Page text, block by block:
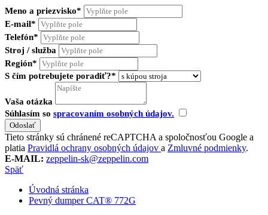
Meno a priezvisko*
E-mail*
Telefón*
Stroj / služba
Región*
S čím potrebujete poradiť?*
Vaša otázka
Súhlasím so spracovaním osobných údajov.
Tieto stránky sú chránené reCAPTCHA a spoločnosťou Google a
platia Pravidlá ochrany osobných údajov a Zmluvné podmienky.
E-MAIL: zeppelin-sk@zeppelin.com
Späť
Úvodná stránka
Pevný dumper CAT® 772G